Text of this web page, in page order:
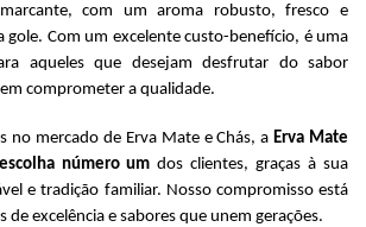
com um aroma robusto, fresco e
gole. Com um excelente custo-benefício, é uma
aqueles que desejam desfrutar do sabor
comprometer a qualidade.
no mercado de Erva Mate e Chás, a Erva Mate
número um dos clientes, graças à sua
e tradição familiar. Nosso compromisso está
excelência e sabores que unem gerações.